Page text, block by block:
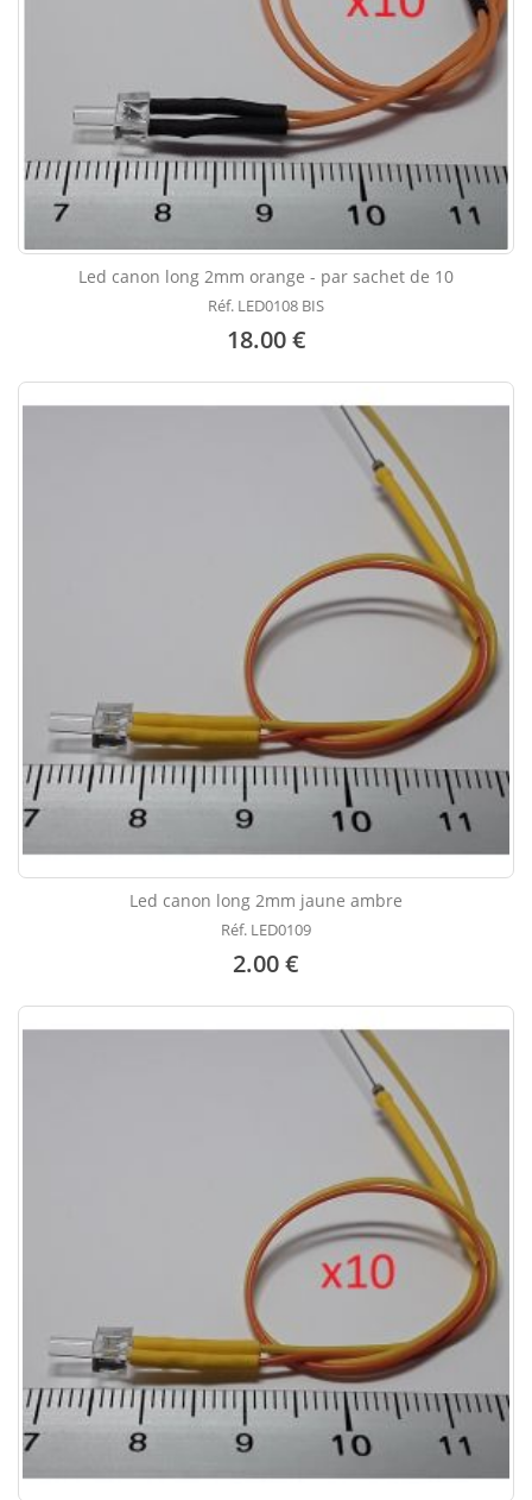
Led canon long 2mm orange - par sachet de 10
Réf. LED0108 BIS
18.00 €
Led canon long 2mm jaune ambre
Réf. LED0109
2.00 €